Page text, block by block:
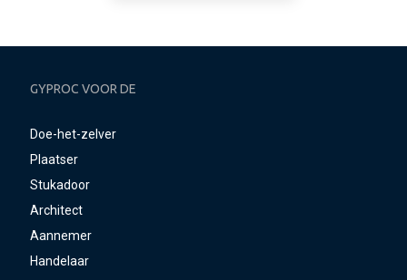
GYPROC VOOR DE
Doe-het-zelver
Plaatser
Stukadoor
Architect
Aannemer
Handelaar